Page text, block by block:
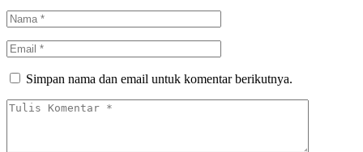
Simpan nama dan email untuk komentar berikutnya.